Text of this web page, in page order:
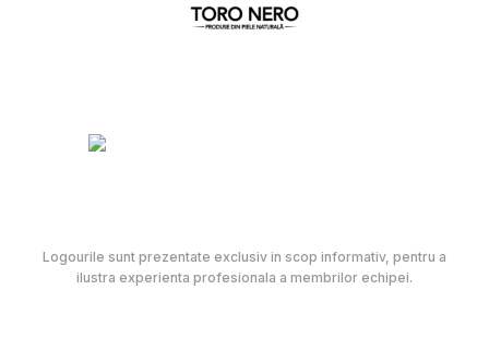
Logourile sunt prezentate exclusiv in scop informativ, pentru a
ilustra experienta profesionala a membrilor echipei.